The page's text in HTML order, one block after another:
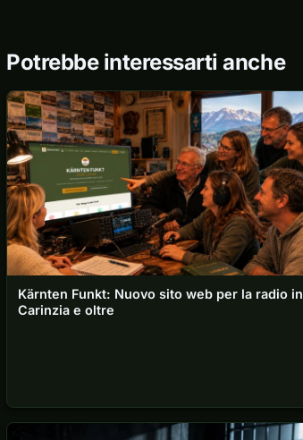
Potrebbe interessarti anche
Kärnten Funkt: Nuovo sito web per la radio in
Carinzia e oltre